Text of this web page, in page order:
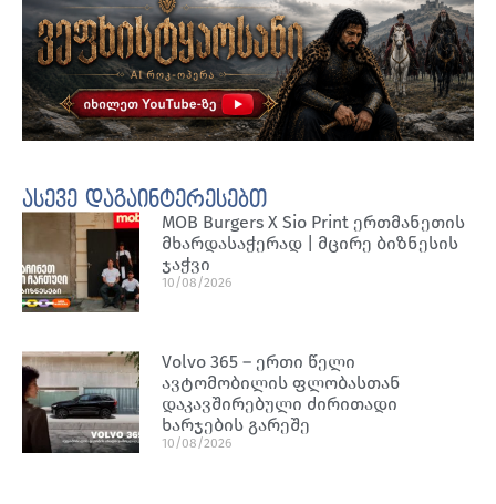
ასევე დაგაინტერესებთ
MOB Burgers X Sio Print ერთმანეთის
მხარდასაჭერად | მცირე ბიზნესის
ჯაჭვი
10/08/2026
Volvo 365 – ერთი წელი
ავტომობილის ფლობასთან
დაკავშირებული ძირითადი
ხარჯების გარეშე
10/08/2026